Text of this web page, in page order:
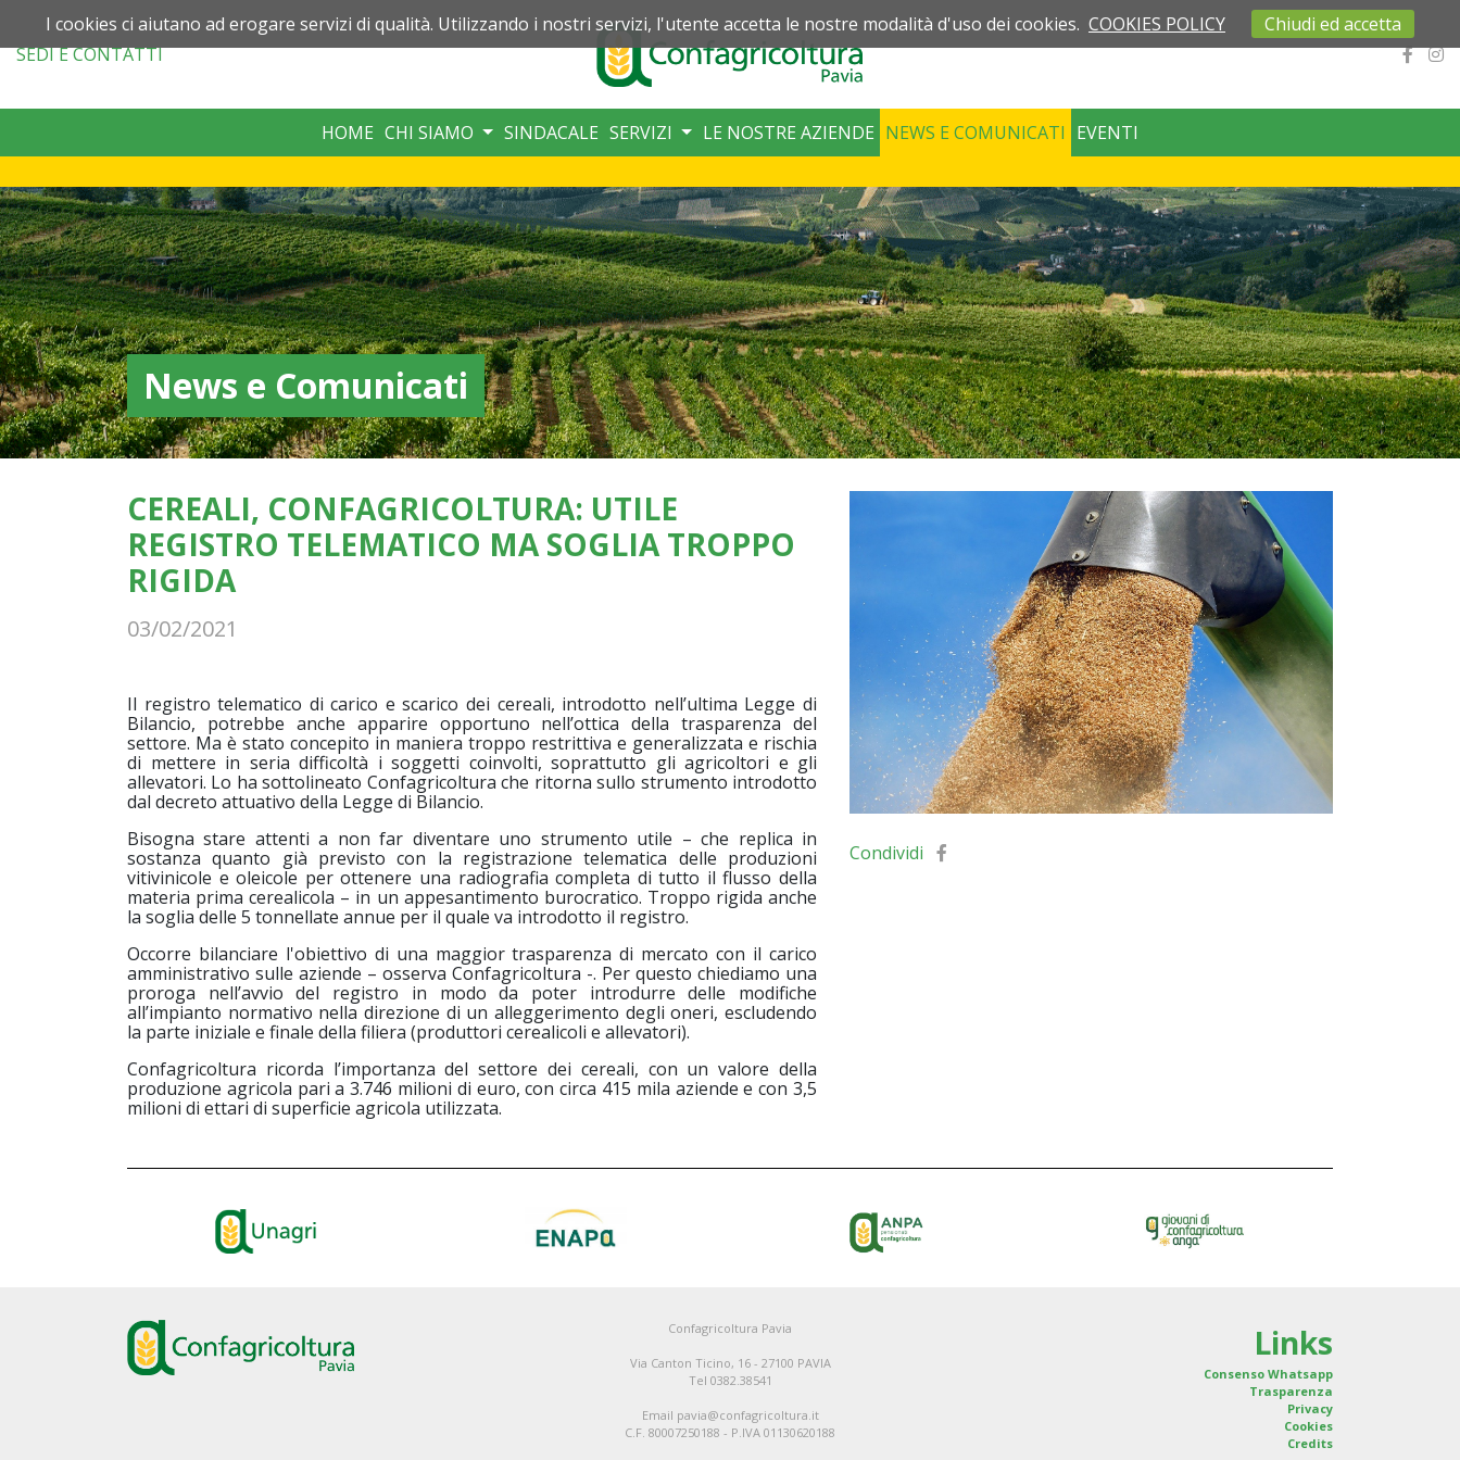
SEDIE CONTATTI
HOME CHI SIAMO SINDACALE SERVIZI LE NOSTRE AZIENDE NEWS E COMUNICATI EVENTI
News e Comunicati
CEREALI, CONFAGRICOLTURA: UTILE
REGISTRO TELEMATICO MA SOGLIA TROPPO
RIGIDA
03/02/2021
Il registro telematico di carico e scarico dei cereali, introdotto nell’ultima Legge di
Bilancio, potrebbe anche apparire opportuno nell’ottica della trasparenza del
settore. Ma è stato concepito in maniera troppo restrittiva e generalizzata e rischia
di mettere in seria difficoltà i soggetti coinvolti, soprattutto gli agricoltori e gli
allevatori. Lo ha sottolineato Confagricoltura che ritorna sullo strumento introdotto
dal decreto attuativo della Legge di Bilancio.
Bisogna stare attenti a non far diventare uno strumento utile – che replica in
sostanza quanto già previsto con la registrazione telematica delle produzioni
vitivinicole e oleicole per ottenere una radiografia completa di tutto il flusso della
materia prima cerealicola – in un appesantimento burocratico. Troppo rigida anche
la soglia delle 5 tonnellate annue per il quale va introdotto il registro.
Occorre bilanciare l'obiettivo di una maggior trasparenza di mercato con il carico
amministrativo sulle aziende – osserva Confagricoltura -. Per questo chiediamo una
proroga nell’avvio del registro in modo da poter introdurre delle modifiche
all’impianto normativo nella direzione di un alleggerimento degli oneri, escludendo
la parte iniziale e finale della filiera (produttori cerealicoli e allevatori).
Confagricoltura ricorda l’importanza del settore dei cereali, con un valore della
produzione agricola pari a 3.746 milioni di euro, con circa 415 mila aziende e con 3,5
milioni di ettari di superficie agricola utilizzata.
Condividi
Confagricoltura Pavia
Via Canton Ticino, 16 - 27100 PAVIA
Tel 0382.38541
Email pavia@confagricoltura.it
C.F. 80007250188 - P.IVA 01130620188
Links
Consenso Whatsapp
Trasparenza
Privacy
Cookies
Credits
I cookies ci aiutano ad erogare servizi di qualità. Utilizzando i nostri servizi, l'utente accetta le nostre modalità d'uso dei cookies. COOKIES POLICY Chiudi ed accetta